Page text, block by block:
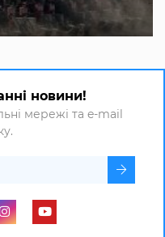
новини!
мережі та e-mail